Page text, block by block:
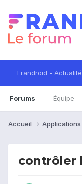
Frandroid - Actualité
Forums Équipe
Accueil Applications
contrôler